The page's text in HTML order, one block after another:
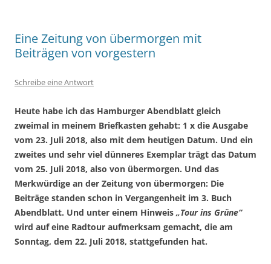
Eine Zeitung von übermorgen mit
Beiträgen von vorgestern
Schreibe eine Antwort
Heute habe ich das Hamburger Abendblatt gleich
zweimal in meinem Briefkasten gehabt: 1 x die Ausgabe
vom 23. Juli 2018, also mit dem heutigen Datum. Und ein
zweites und sehr viel dünneres Exemplar trägt das Datum
vom 25. Juli 2018, also von übermorgen. Und das
Merkwürdige an der Zeitung von übermorgen: Die
Beiträge standen schon in Vergangenheit im 3. Buch
Abendblatt. Und unter einem Hinweis „Tour ins Grüne“
wird auf eine Radtour aufmerksam gemacht, die am
Sonntag, dem 22. Juli 2018, stattgefunden hat.